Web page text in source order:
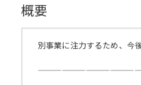
概要
別事業に注力するため、今